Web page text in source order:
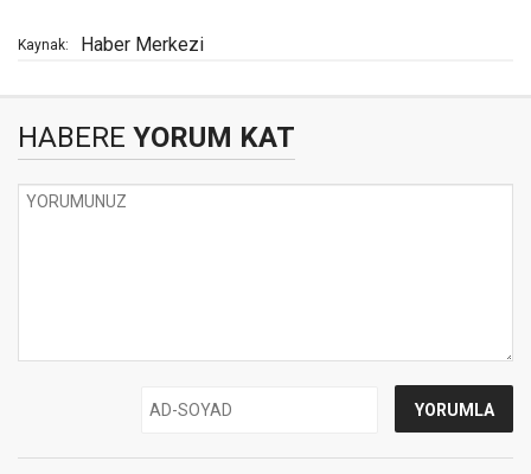
Kaynak: Haber Merkezi
HABERE YORUM KAT